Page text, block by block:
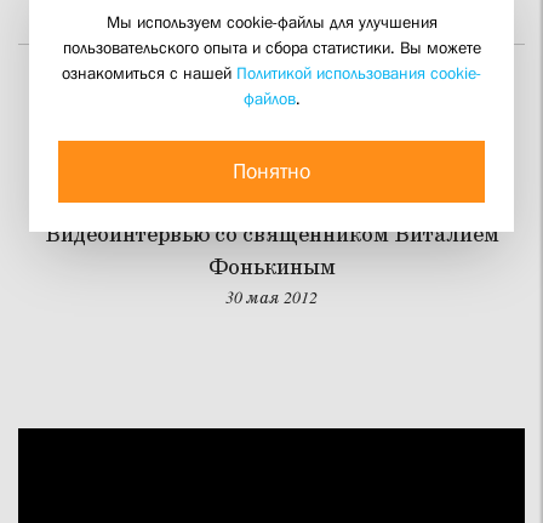
«Открывать веру как
свободу и радость»
Видеоинтервью со священником Виталием
Фонькиным
30 мая 2012
Мы используем cookie-файлы для улучшения
пользовательского опыта и сбора статистики. Вы можете
ознакомиться с нашей Политикой использования cookie-
файлов.
Понятно